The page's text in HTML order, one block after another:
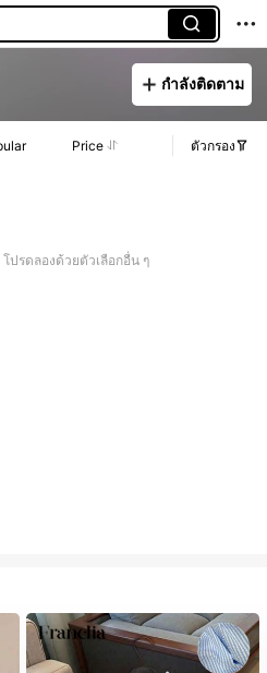
กำลังติดตาม
Price ตัวกรอง
ปรดลองด้วยตัวเลือกอื่น ๆ